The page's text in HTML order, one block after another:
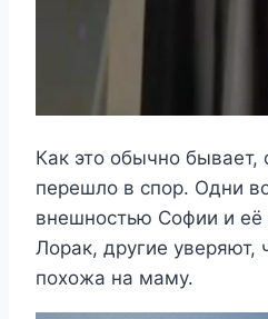
Как это обычно
перешло в спор. Одни
внешностью Софии и её
Лорак, другие уверяют,
похожа на маму.